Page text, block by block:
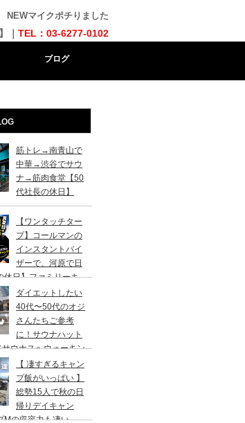
マイクポチりました
｜ TEL：03-6277-0102
ブログ
筋トレ→南青山で
中華→渋谷でサウ
ナ→筋肉食堂【50
代社長の休日】
【ワンタッチター
プ】コールマンの
インスタントバイ
ザーで、河原で日
休日】ファミリーキ
ずこのスタイルでデ
です。
ダイエットしたい
40代〜50代のオジ
さんたちご参考
に！サウナハット
ウナスへウォーキン
に六本木のCoCo壱
【 凄すぎるキャン
プ飯がいっぱい 】
総勢15人で秋の日
帰りデイキャン
Mの収容力も凄い。